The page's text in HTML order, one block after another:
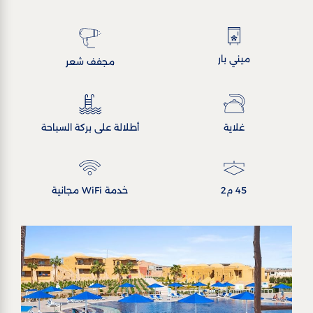
ميني بار مجفف شعر
غلاية أطلالة على بركة السباحة
45 م2 خدمة WiFi مجانية